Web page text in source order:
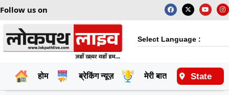
Follow us on
Select Language :
होम ब्रेकिंग न्यूज़ मेरी बात राष्ट्रीय
State